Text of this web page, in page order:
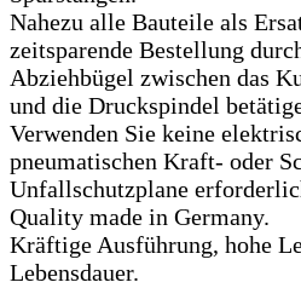
Nahezu alle Bauteile als
zeitsparende Bestellung
Abziehbügel zwischen das
und die Druckspindel
Verwenden Sie keine
pneumatischen Kraft- oder
Unfallschutzplane
Quality made in Germany.
Kräftige Ausführung, hohe
Lebensdauer.